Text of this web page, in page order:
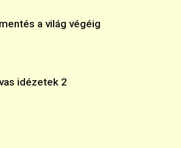
a világ végéig
idézetek 2